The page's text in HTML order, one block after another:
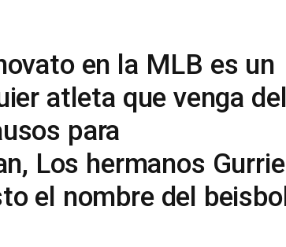
en la MLB es un
atleta que venga del
para
Los hermanos Gurriel
el nombre del beisbol